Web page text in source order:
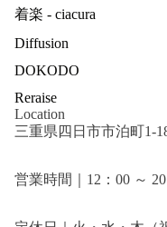
着楽 - ciacura
Diffusion
DOKODO
Reraise
Location
三重県四日市市泊町1-
営業時間｜12：00 ～